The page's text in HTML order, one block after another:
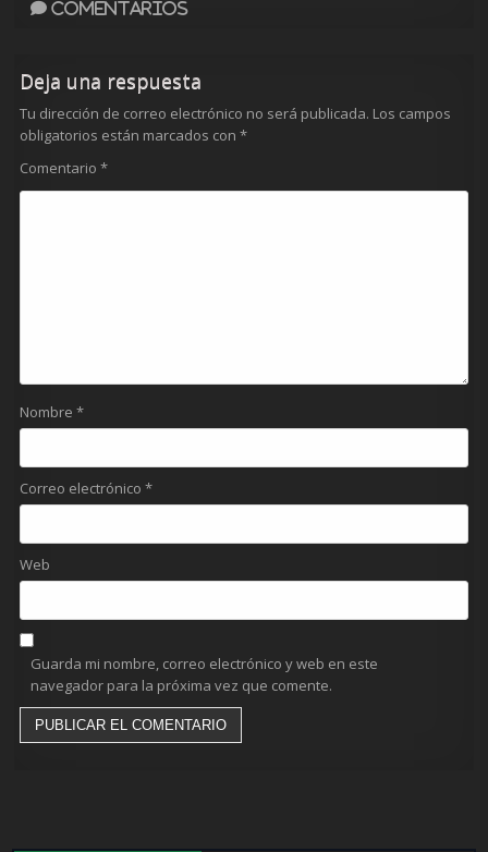
Comentarios
Deja una respuesta
Tu dirección de correo electrónico no será publicada. Los campos
obligatorios están marcados con*
Comentario*
Nombre*
Correo electrónico*
Web
Guarda mi nombre, correo electrónico y web en este
navegador para la próxima vez que comente.